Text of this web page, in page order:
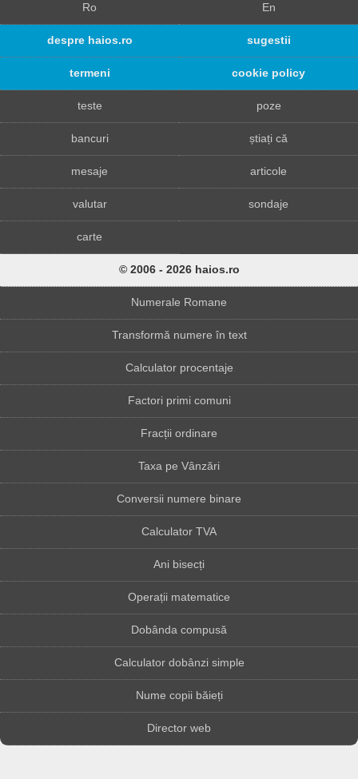
Ro En
despre haios.ro sugestii
termeni cookie policy
teste poze
bancuri știați că
mesaje articole
valutar sondaje
carte
© 2006 - 2026 haios.ro
Numerale Romane
Transformă numere în text
Calculator procentaje
Factori primi comuni
Fracții ordinare
Taxa pe Vânzări
Conversii numere binare
Calculator TVA
Ani bisecți
Operații matematice
Dobânda compusă
Calculator dobânzi simple
Nume copii băieți
Director web